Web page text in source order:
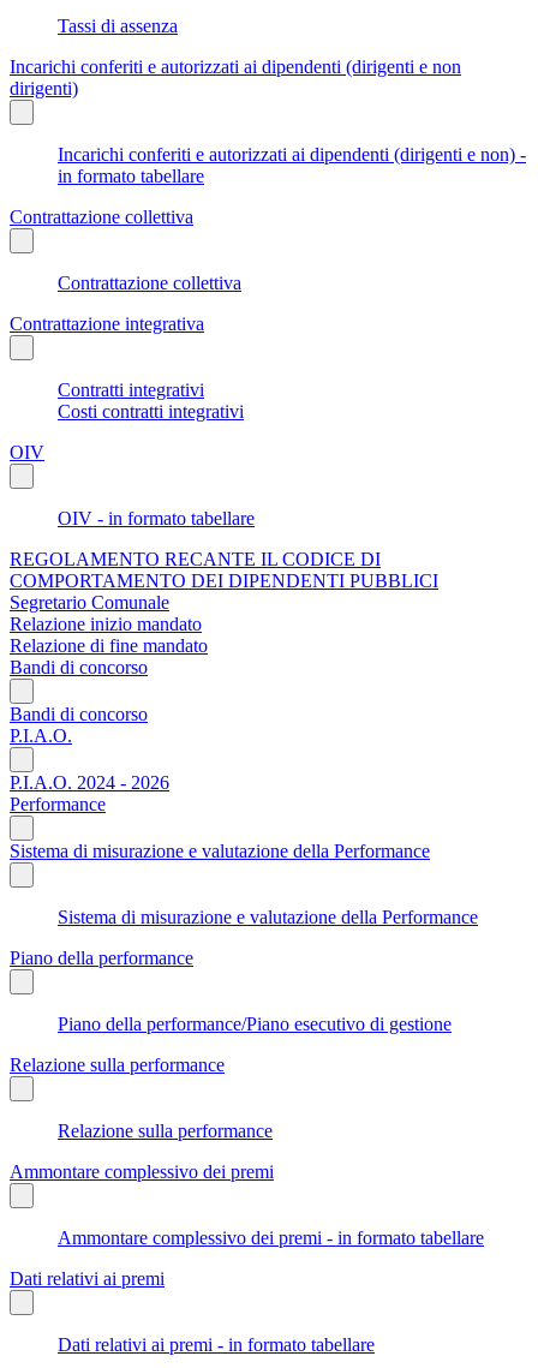
Tassi di assenza
Incarichi conferiti e autorizzati ai dipendenti (dirigenti e non
dirigenti)
Incarichi conferiti e autorizzati ai dipendenti (dirigenti e non) -
in formato tabellare
Contrattazione collettiva
Contrattazione collettiva
Contrattazione integrativa
Contratti integrativi
Costi contratti integrativi
OIV
OIV - in formato tabellare
REGOLAMENTO RECANTE IL CODICE DI
COMPORTAMENTO DEI DIPENDENTI PUBBLICI
Segretario Comunale
Relazione inizio mandato
Relazione di fine mandato
Bandi di concorso
Bandi di concorso
P.I.A.O.
P.I.A.O. 2024 - 2026
Performance
Sistema di misurazione e valutazione della Performance
Sistema di misurazione e valutazione della Performance
Piano della performance
Piano della performance/Piano esecutivo di gestione
Relazione sulla performance
Relazione sulla performance
Ammontare complessivo dei premi
Ammontare complessivo dei premi - in formato tabellare
Dati relativi ai premi
Dati relativi ai premi - in formato tabellare